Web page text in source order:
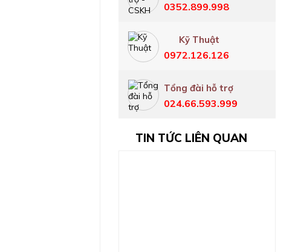
0352.899.998
Kỹ Thuật
0972.126.126
Tổng đài hỗ trợ
024.66.593.999
TIN TỨC LIÊN QUAN